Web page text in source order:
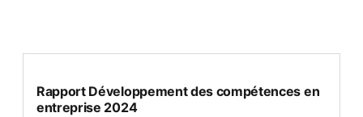
Rapport Développement des compétences en
entreprise 2024